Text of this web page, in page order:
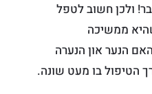
ולכן חשוב לטפל
ממשיכה
הנער און הנערה
הטיפול בו מעט שונה.